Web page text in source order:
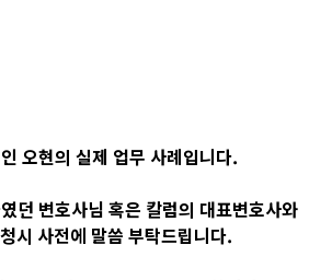
오현의 실제 업무 사례입니다.
던 변호사님 혹은 칼럼의 대표변호사와
시 사전에 말씀 부탁드립니다.